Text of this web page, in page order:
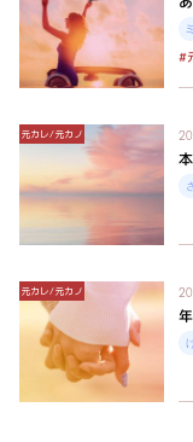
#
元カレ/元カノ
元カレ/元カノ